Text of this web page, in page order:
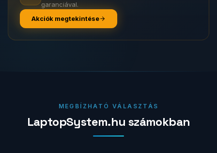
garanciával.
Akciók megtekintése
MEGBÍZHATÓ VÁLASZTÁS
LaptopSystem.hu számokban